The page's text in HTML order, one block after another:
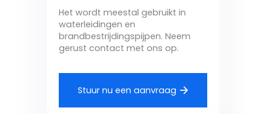
Het wordt meestal gebruikt in
waterleidingen en
brandbestrijdingspijpen. Neem
gerust contact met ons op.
Stuur nu een aanvraag